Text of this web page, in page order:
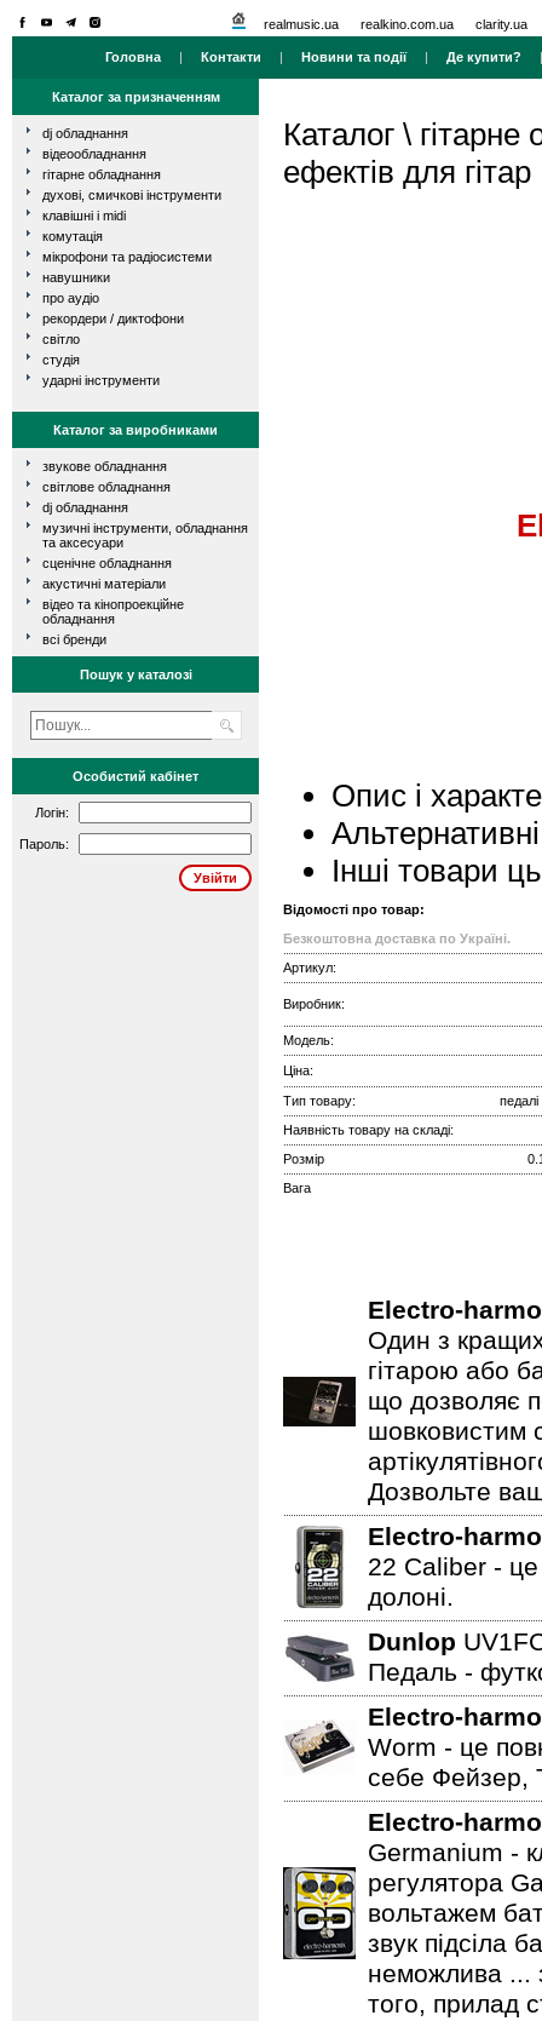
realmusic.ua realkino.com.ua clarity.ua
Головна | Контакти | Новини та події| Де купити?
Каталог за призначенням
dj обладнання
відеообладнання
гітарне обладнання
духові, смичкові інструменти
клавішні і midi
комутація
мікрофони та радіосистеми
навушники
про аудіо
рекордери / диктофони
світло
студія
ударні інструменти
Каталог за виробниками
звукове обладнання
світлове обладнання
dj обладнання
музичні інструменти, обладнання
та аксесуари
сценічне обладнання
акустичні матеріали
відео та кінопроекційне
обладнання
всі бренди
Пошук у каталозі
Особистий кабінет
Логін:
Пароль:
Каталог \ гітарне
ефектів для гітар
Опис і
Інші товари
Відомості про товар:
Безкоштовна доставка по Україні.
Артикул:
Виробник:
Модель:
Ціна:
Тип товару:
педалі
Наявність товару на складі:
Розмір
Вага
Electro-
Один з
гітарою або
що дозволяє
шовковистим
Дозвольте
Electro-
22 Caliber - це
долоні.
Dunlop
Педаль -
Electro-
Worm - це
себе Фейзер,
Electro-
Germanium -
регулятора
вольтажем
звук підсіла
неможлива ...
того, прилад